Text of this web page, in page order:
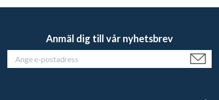
Anmäl dig till vår nyhetsbrev